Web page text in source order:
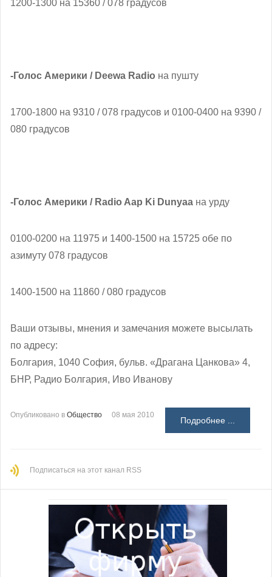
1200-1300 на 15360 / 078 градусов
-Голос Америки / Deewa Radio на пушту
1700-1800 на 9310 / 078 градусов и 0100-0400 на 9390 /
080 градусов
-Голос Америки / Radio Aap Ki Dunyaa на урду
0100-0200 на 11975 и 1400-1500 на 15725 обе по
азимуту 078 градусов
1400-1500 на 11860 / 080 градусов
Ваши отзывы, мнения и замечания можете высылать
по адресу:
Болгария, 1040 София, бульв. «Драгана Цанкова» 4,
БНР, Радио Болгария, Иво Иванову
Опубликовано в Общество 08 мая 2010
Подробнее ...
Подписаться на этот канал RSS